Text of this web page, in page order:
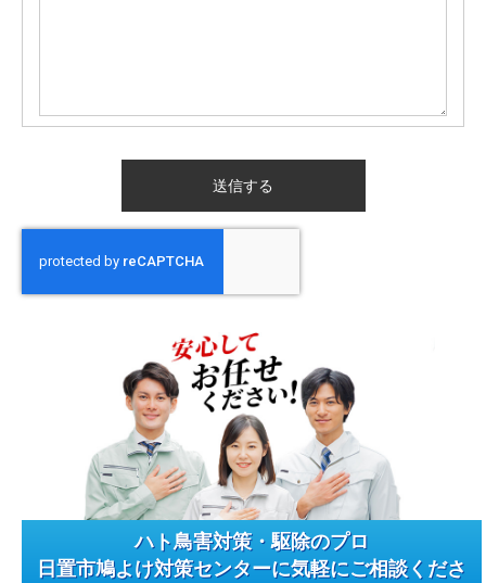
ハト鳥害対策・駆除のプロ
日置市鳩よけ対策センターに気軽にご相談くださ